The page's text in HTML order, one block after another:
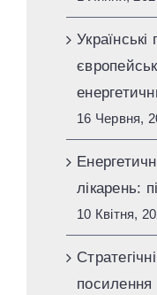
16 Червня,
лікарень:
10 Квітня,
посилення